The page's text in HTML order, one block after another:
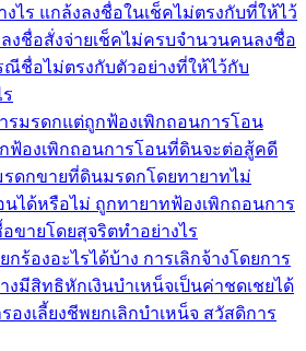
ไร แกล้งลงชื่อในเช็คไม่ตรงกับที่ให้ไว้
งชื่อสั่งจ่ายเช็คไม่ครบจำนวนคนลงชื่อ
ณีชื่อไม่ตรงกับตัวอย่างที่ให้ไว้กับ
รมรดกแต่ถูกฟ้องเพิกถอนการโอน
ฟ้องเพิกถอนการโอนที่ดินจะต่อสู้คดี
รดกขายที่ดินมรดกโดยทายาทไม่
ได้หรือไม่ ถูกทายาทฟ้องเพิกถอนการ
ขายโดยสุจริตทำอย่างไร
กร้องอะไรได้บ้าง การเลิกจ้างโดยการ
งมีสิทธิหักเงินบำเหน็จเป็นค่าชดเชยได้
องเลี้ยงชีพยกเลิกบำเหน็จ สวัสดิการ